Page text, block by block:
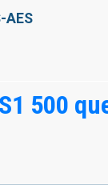
AES
500